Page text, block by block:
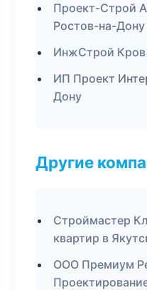
Проект-Строй
Ростов-на-Дону
ИнжСтрой Кров
ИП Проект
Дону
Другие
Строймастер
квартир в
ООО Премиум